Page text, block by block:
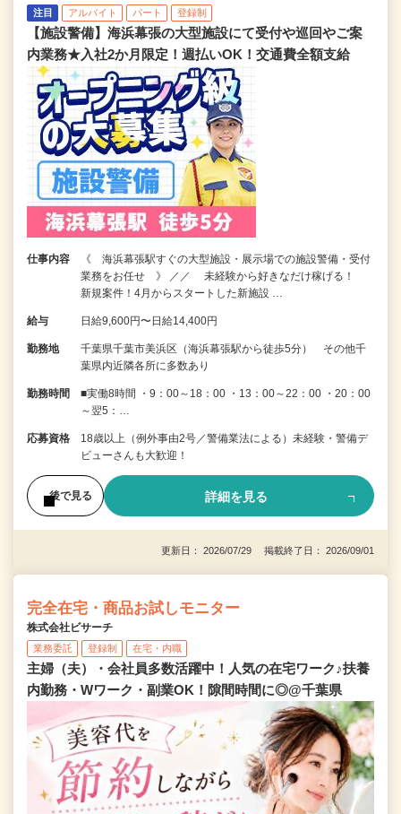
注目 アルバイト パート 登録制
【施設警備】海浜幕張の大型施設にて受付や巡回やご案
内業務★入社2か月限定！週払いOK！交通費全額支給
仕事内容
《 海浜幕張駅すぐの大型施設・展示場での施設警備・受付
業務をお任せ 》 ／／ 未経験から好きなだけ稼げる！
新規案件！4月からスタートした新施設 …
給与 日給9,600円〜日給14,400円
勤務地
千葉県千葉市美浜区（海浜幕張駅から徒歩5分） その他千
葉県内近隣各所に多数あり
勤務時間
■実働8時間 ・9：00～18：00 ・13：00～22：00 ・20：00
～翌5：…
応募資格
18歳以上（例外事由2号／警備業法による）未経験・警備デ
ビューさんも大歓迎！
後で見る 詳細を見る
更新日： 2026/07/29 掲載終了日： 2026/09/01
完全在宅・商品お試しモニター
株式会社ビサーチ
業務委託 登録制 在宅・内職
主婦（夫）・会社員多数活躍中！人気の在宅ワーク♪扶養
内勤務・Wワーク・副業OK！隙間時間に◎@千葉県